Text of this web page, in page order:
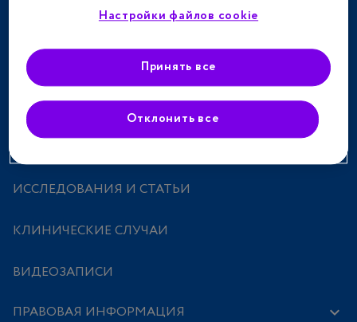
ТЕРАПЕВТИЧЕСКИЕ НАПРАВЛЕНИЯ
СПЕЦПРОЕКТЫ
МЕРОПРИЯТИЯ
ИССЛЕДОВАНИЯ И СТАТЬИ
КЛИНИЧЕСКИЕ СЛУЧАИ
ВИДЕОЗАПИСИ
ПРАВОВАЯ ИНФОРМАЦИЯ
Настройки файлов cookie
Отклонить все
Принять все